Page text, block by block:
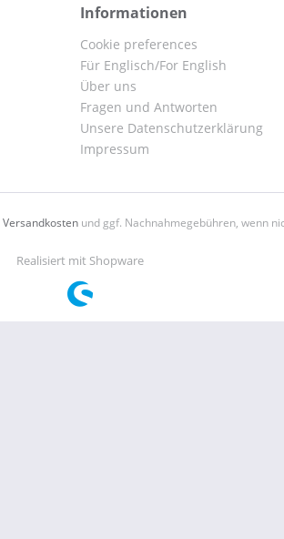
Informationen
Cookie preferences
Für Englisch/For English
Über uns
Fragen und Antworten
Unsere Datenschutzerklärung
Impressum
Versandkostenund ggf. Nachnahmegebühren, wenn
Realisiert mit Shopware